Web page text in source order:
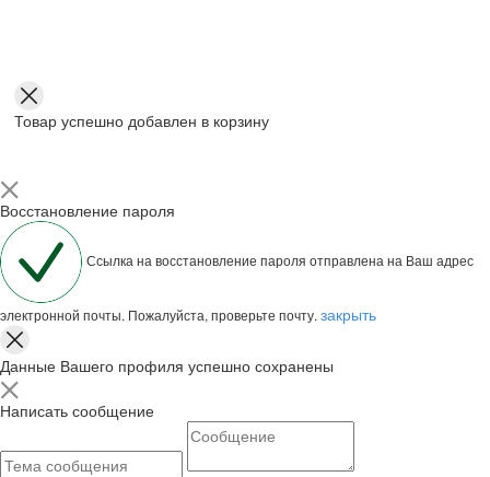
Товар успешно добавлен в корзину
Восстановление пароля
Ссылка на восстановление пароля отправлена на Ваш адрес
электронной почты. Пожалуйста, проверьте почту. закрыть
Данные Вашего профиля успешно сохранены
Написать сообщение